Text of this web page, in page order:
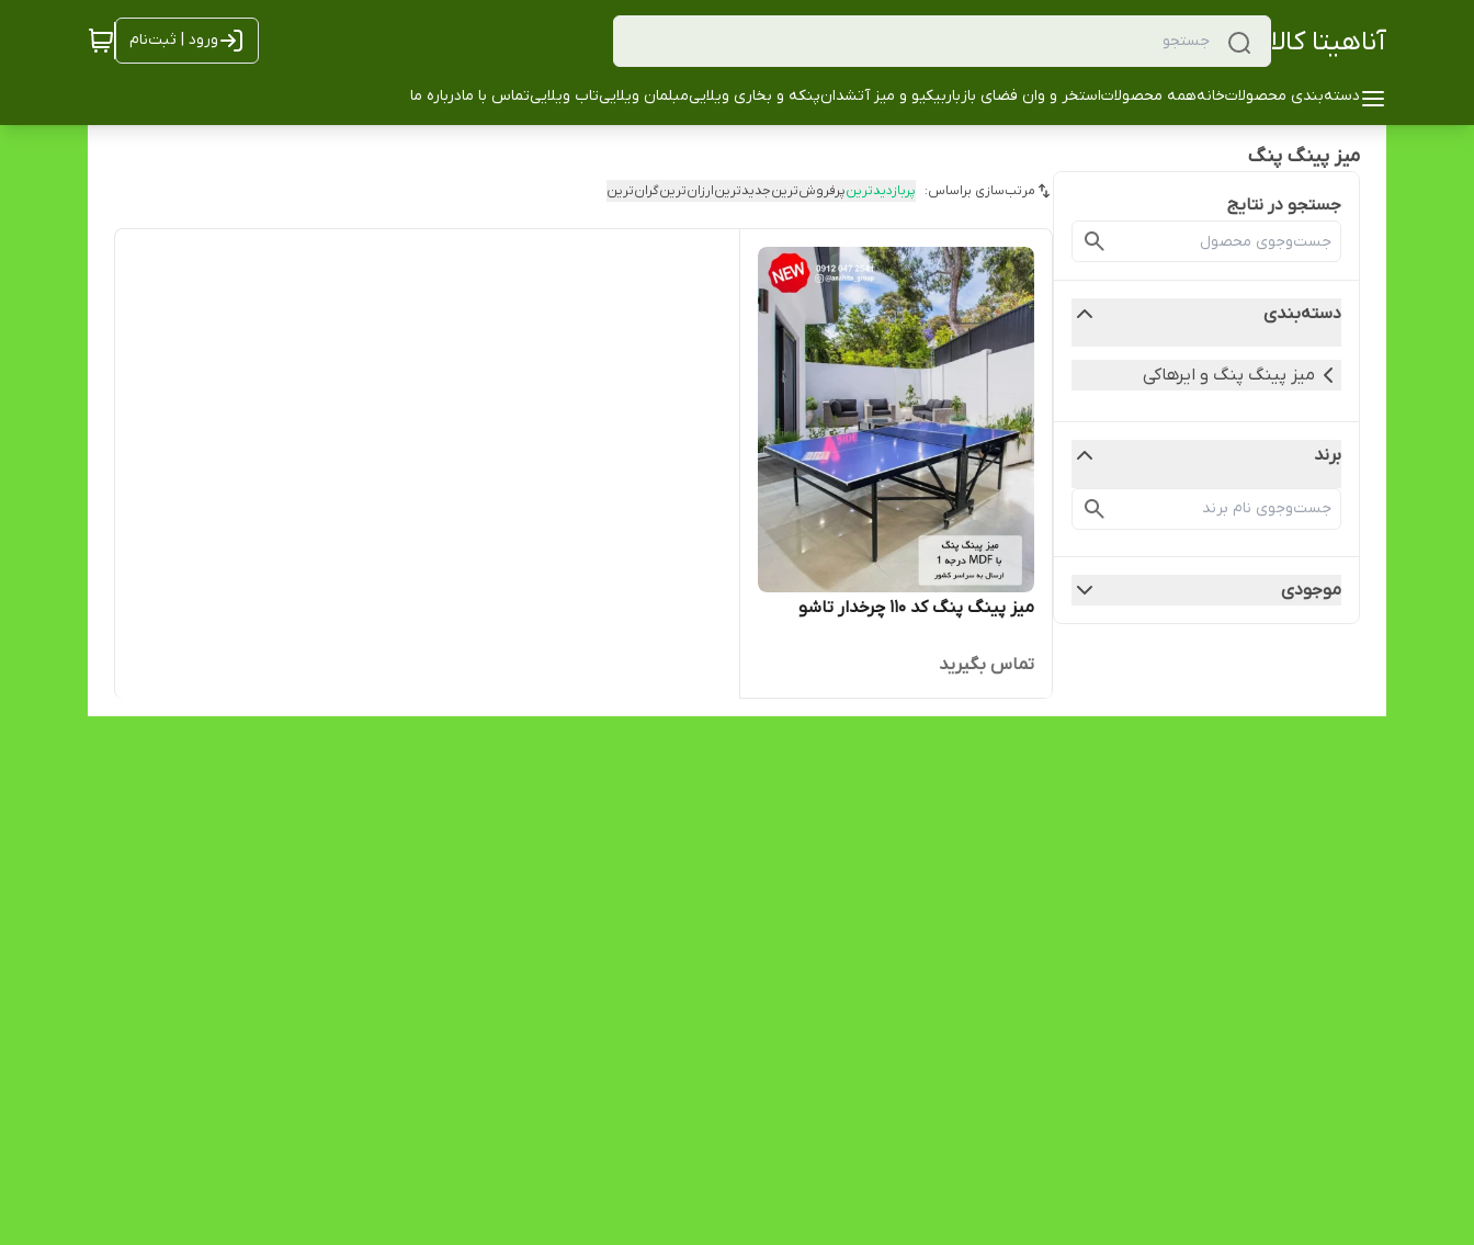
آناهیتا کالا ورود | ثبت‌نام
دسته‌بندی محصولاتخانههمه محصولاتاستخر و وان فضای بازباربیکیو و میز آتشدانپنکه و بخاری ویلاییمبلمان ویلاییتاب ویلاییتماس با مادرباره ما
میز پینگ پنگ
جستجو در نتایج
دسته‌بندی
میز پینگ پنگ و ایرهاکی
برند
موجودی
مرتب‌سازی براساس: پربازدیدترینپرفروش‌ترینجدیدترینارزان‌ترینگران‌ترین
میز پینگ پنگ کد 110 چرخدار تاشو
تماس بگیرید